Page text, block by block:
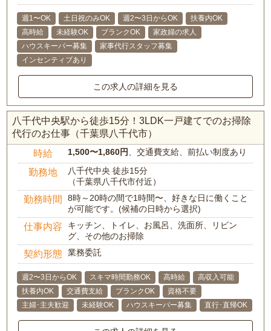
週1〜OK 土日祝のみOK 週2〜3日からOK
扶養内OK
高時給
未経験OK ブランクOK
家政婦の求人
ハウスキーパー募集
家事代行スタッフ募集
インセンティブあり
この求人の詳細を見る
八千代中央駅から徒歩15分！3LDK一戸建てでのお掃除
代行のお仕事（千葉県八千代市）
時給 1,500〜1,860円 、交通費支給、前払い制度あり
勤務地
八千代中央 徒歩15分
（千葉県八千代市付近）
勤務時間
8時～20時の間で1時間〜、好きな日に働くこと
が可能です。(候補の日時から選択)
仕事内容
キッチン、トイレ、お風呂、洗面所、リビン
グ、その他のお掃除
契約形態 業務委託
週2〜3日からOK スキマ時間勤務OK 高時給
高収入可能
扶養内OK
交通費支給 ブランクOK
資格不要
主婦･主夫歓迎
未経験OK ハウスキーパー募集 直行･直帰OK